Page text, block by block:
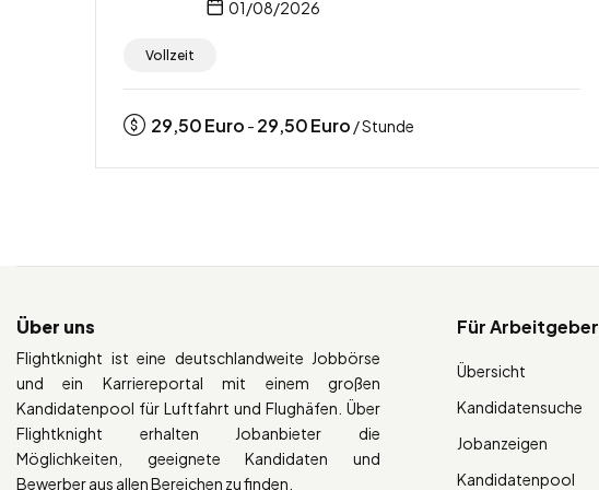
01/08/2026
Vollzeit
29,50Euro - 29,50Euro / Stunde
Über uns
Flightknight ist eine deutschlandweite Jobbörse
und ein Karriereportal mit einem großen
Kandidatenpool für Luftfahrt und Flughäfen. Über
Flightknight erhalten Jobanbieter die
Möglichkeiten, geeignete Kandidaten und
Bewerber aus allen Bereichen zu finden.
Für Arbeitgeber
Übersicht
Kandidatensuche
Jobanzeigen
Kandidatenpool